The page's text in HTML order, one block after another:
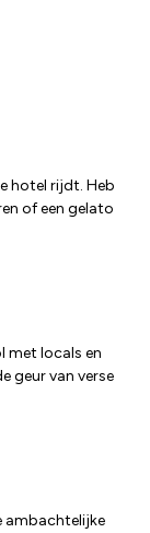
hotel rijdt. Heb
of een gelato
met locals en
geur van verse
ambachtelijke